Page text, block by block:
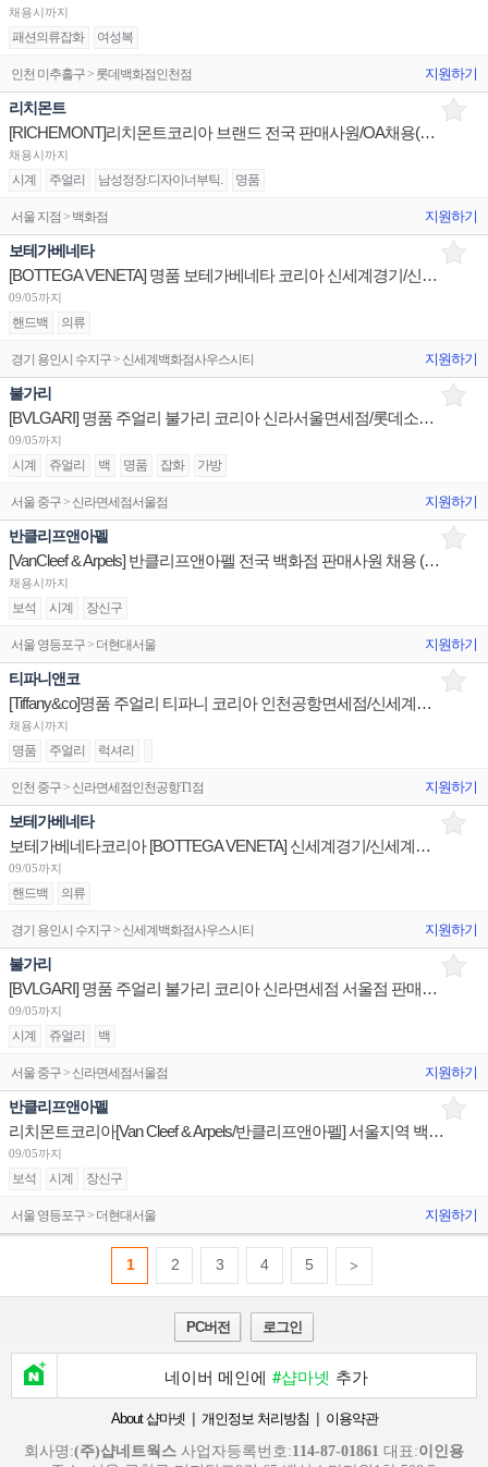
채용시까지
패션의류잡화 여성복
인천 미추홀구 > 롯데백화점인천점 지원하기
리치몬트
[RICHEMONT]리치몬트코리아 브랜드 전국 판매사원/OA채용(까르띠에,반클리프,알라이아,끌로에,델보 등)
채용시까지
시계 주얼리 남성정장.디자이너부틱. 명품
서울 지점 > 백화점 지원하기
보테가베네타
[BOTTEGA VENETA] 명품 보테가베네타 코리아 신세계경기/신세계대전 판매사원 채용
09/05까지
핸드백 의류
경기 용인시 수지구 > 신세계백화점사우스시티 지원하기
불가리
[BVLGARI] 명품 주얼리 불가리 코리아 신라서울면세점/롯데소공면세점/신세계하남 판매사원 채용
09/05까지
시계 쥬얼리 백 명품 잡화 가방
서울 중구 > 신라면세점서울점 지원하기
반클리프앤아펠
[VanCleef & Arpels] 반클리프앤아펠 전국 백화점 판매사원 채용 (리치몬트코리아)
채용시까지
보석 시계 장신구
서울 영등포구 > 더현대서울 지원하기
티파니앤코
[Tiffany&co]명품 주얼리 티파니 코리아 인천공항면세점/신세계광주/신세계하남 판매사원 채용
채용시까지
명품 주얼리 럭셔리
인천 중구 > 신라면세점인천공항T1점 지원하기
보테가베네타
보테가베네타코리아 [BOTTEGA VENETA] 신세계경기/신세계대전 판매사원 채용
09/05까지
핸드백 의류
경기 용인시 수지구 > 신세계백화점사우스시티 지원하기
불가리
[BVLGARI] 명품 주얼리 불가리 코리아 신라면세점 서울점 판매사원 채용
09/05까지
시계 쥬얼리 백
서울 중구 > 신라면세점서울점 지원하기
반클리프앤아펠
리치몬트코리아[Van Cleef & Arpels/반클리프앤아펠] 서울지역 백화점 세일즈 어시스던트 채용
09/05까지
보석 시계 장신구
서울 영등포구 > 더현대서울 지원하기
1 2 3 4 5 >
PC버전 로그인
네이버 메인에 #샵마넷 추가
About 샵마넷 | 개인정보 처리방침 | 이용약관
회사명:(주)샵네트웍스 사업자등록번호:114-87-01861 대표:이인용